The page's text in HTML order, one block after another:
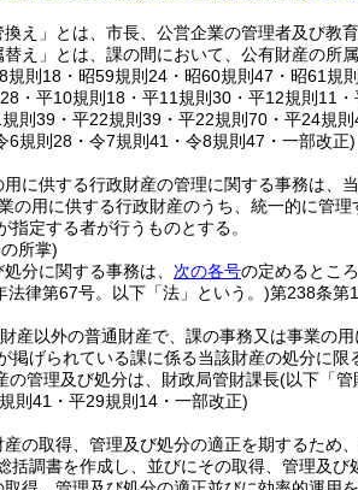
え」とは、市長、公営企業の管理者及び教
え」とは、課の間において、公有財産の所
規則18・昭59規則24・昭60規則47・昭61規
・平10規則18・平11規則30・平12規則11
則39・平22規則39・平22規則70・平24規
6規則28・令7規則41・令8規則47・一部改正)
に供する行政財産の管理に関する事務は、
の用に供する行政財産のうち、統一的に管
指定する者が行うものとする。
所掌)
分に関する事務は、 次の各号の定めるとこ
法律第67号。以下「法」という。)第238条第
産以外の普通財産で、課の事務又は事業の
掲げられている課に係る当該財産の処分に限
の管理及び処分は、財政局管財課長(以下「管
則41・平29規則14・一部改正)
の取得、管理及び処分の適正を期するため
括調書を作成し、並びにその取得、管理及び